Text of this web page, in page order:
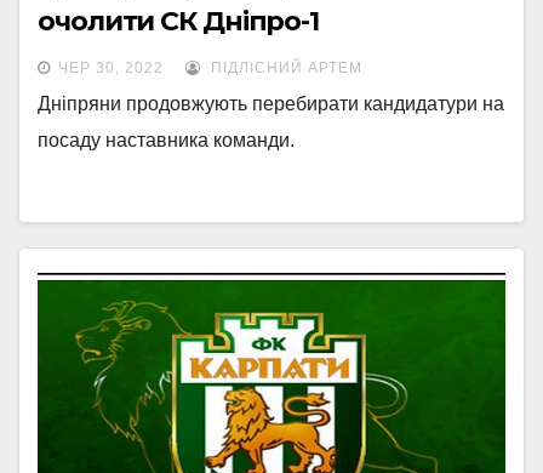
очолити СК Дніпро-1
ЧЕР 30, 2022 ПІДЛІСНИЙ АРТЕМ
Дніпряни продовжують перебирати кандидатури на
посаду наставника команди.